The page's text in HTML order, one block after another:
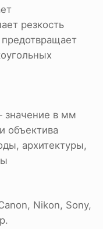
резкость
значение в мм
объектива
архитектуры,
Nikon, Sony,